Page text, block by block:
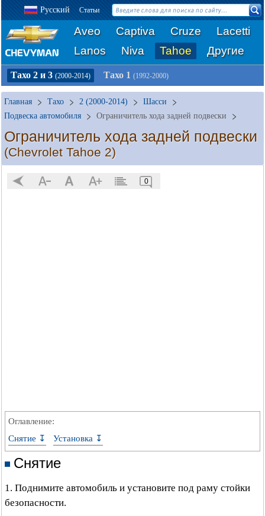
Русский Статьи
Aveo Captiva Cruze
Lacetti
Lanos
Niva Tahoe Другие
Тахо 2 и 3 (2000-2014) Тахо 1 (1992-2000)
Главная Тахо 2 (2000-2014)
Шасси
Подвеска автомобиля
Ограничитель хода задней подвески
Ограничитель хода задней подвески
(Chevrolet Tahoe 2)
0
Оглавление:
Снятие ↧
Установка ↧
Снятие
1. Поднимите автомобиль и установите под раму стойки
безопасности.